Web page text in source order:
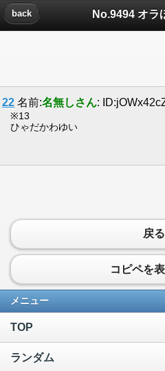
back
22 名前:名無しさん:
※13
ひゃだかわゆい
戻る
コピペを
メニュー
TOP
ランダム